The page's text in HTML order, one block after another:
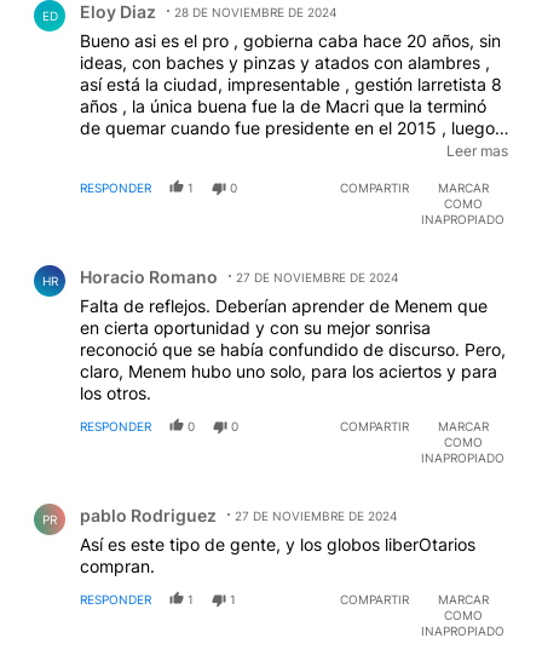
ED Eloy Diaz 28 DE NOVIEMBRE DE 2024
Bueno asi es el pro , gobierna caba hace 20 años, sin
ideas, con baches y pinzas y atados con alambres ,
así está la ciudad, impresentable , gestión larretista 8
años , la única buena fue la de Macri que la terminó
de quemar cuando fue presidente en el 2015 , luego
inmediatamente no? viejo gaga, quizas si le dan ese
puesto a Carrió al menos puede hacer una buena
Leer mas
RESPONDER 1 0 COMPARTIR
MARCAR
COMO
INAPROPIADO
HR Horacio Romano 27 DE NOVIEMBRE DE 2024
Falta de reflejos. Deberían aprender de Menem que
en cierta oportunidad y con su mejor sonrisa
reconoció que se había confundido de discurso. Pero,
claro, Menem hubo uno solo, para los aciertos y para
los otros.
RESPONDER 0 0 COMPARTIR
MARCAR
COMO
INAPROPIADO
PR pablo Rodriguez 27 DE NOVIEMBRE DE 2024
Así es este tipo de gente, y los globos liberOtarios
compran.
RESPONDER 1 1 COMPARTIR
MARCAR
COMO
INAPROPIADO